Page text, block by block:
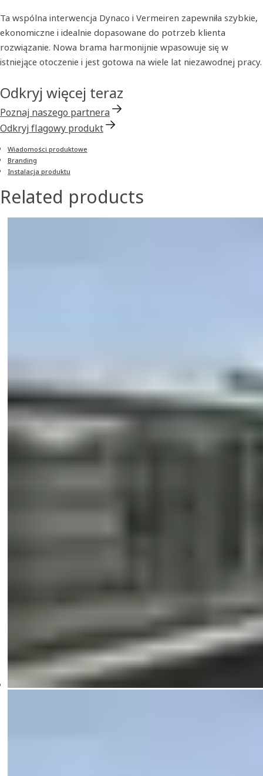
Ta wspólna interwencja Dynaco i Vermeiren zapewniła szybkie,
ekonomiczne i idealnie dopasowane do potrzeb klienta
rozwiązanie. Nowa brama harmonijnie wpasowuje się w
istniejące otoczenie i jest gotowa na wiele lat niezawodnej pracy.
Odkryj więcej teraz
Poznaj naszego partnera
Odkryj flagowy produkt
Wiadomości produktowe
Branding
Instalacja produktu
Related products